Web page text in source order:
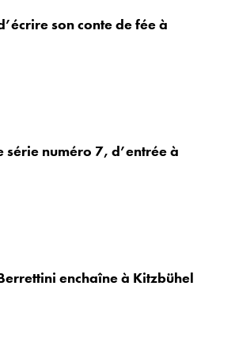
son conte de fée à
numéro 7, d’entrée à
enchaîne à Kitzbühel